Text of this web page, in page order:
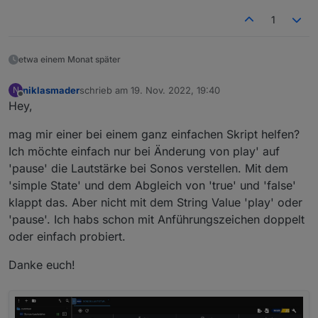
        "value": "-18",
      }
  "justCheck": false,
    "then": [
      {
        "id": "ActionPushover",
        "acceptedBy": "actions",
        "_id": 1665727500241,
        "instance": "pushover.0",
        "text": "Hello",
        "sound": "magic",
    ],
1
etwa einem Monat später
N niklasmaderschrieb am 19. Nov. 2022, 19:40
zuletzt editiert von
Hey,
mag mir einer bei einem ganz einfachen Skript helfen?
Ich möchte einfach nur bei Änderung von play' auf
'pause' die Lautstärke bei Sonos verstellen. Mit dem
'simple State' und dem Abgleich von 'true' und 'false'
klappt das. Aber nicht mit dem String Value 'play' oder
'pause'. Ich habs schon mit Anführungszeichen doppelt
oder einfach probiert.
Danke euch!